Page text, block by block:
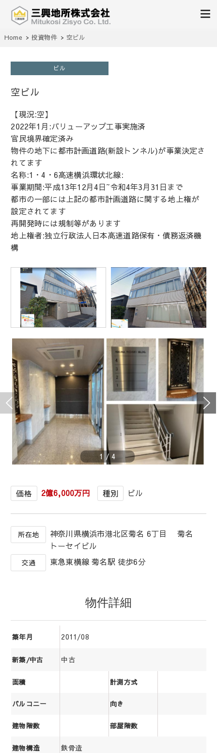
三興地所株式会社
不動産の売買、賃貸、仲介、管理
Home 投資物件 空ビル
ビル
空ビル
【現況:空】
2022年1月:バリューアップ工事実施済
官民境界確定済み
物件の地下に都市計画道路(新設トンネル)が事業決定さ
れてます
名称:1・4・6高速横浜環状北線:
事業期間:平成13年12月4日~令和4年3月31日まで
都市の一部には上記の都市計画道路に関する地上権が
設定されてます
再開発時には規制等があります
地上権者:独立行政法人日本高速道路保有・債務返済機
構
1 / 4
価格 2億6,000万円 種別 ビル
所在地
神奈川県横浜市港北区菊名 6丁目 菊名
トーセイビル
交通 東急東横線 菊名駅 徒歩6分
物件詳細
築年月 2011/08
新築/中古 中古
面積 計測方式
バルコニー 向き
建物階数 部屋階数
建物構造 鉄骨造